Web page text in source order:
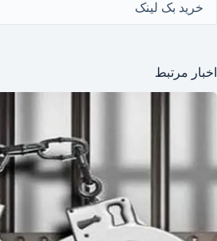
خرید بک لینک
اخبار مرتبط